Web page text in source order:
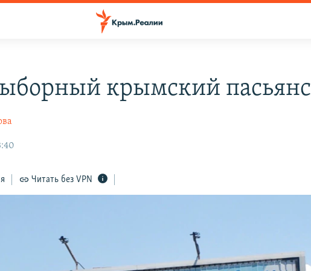
крымский пасьянс
Читать без VPN